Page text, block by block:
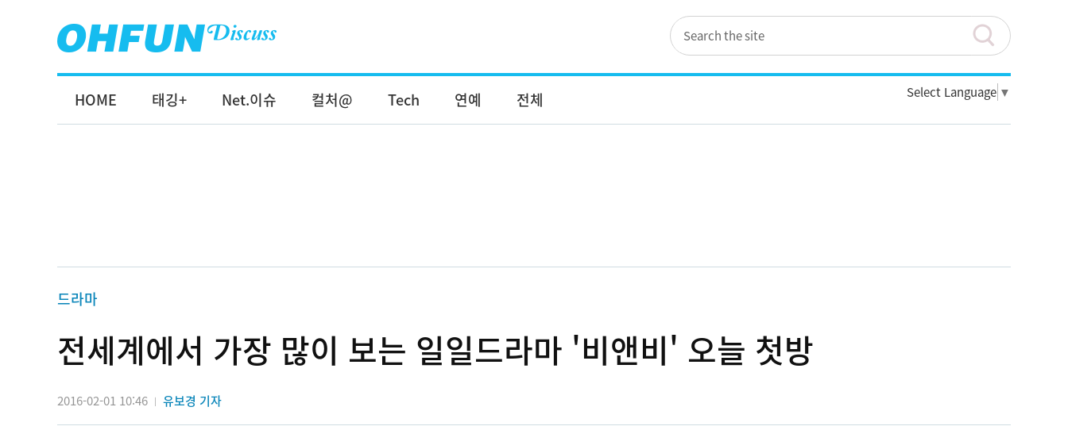
HOME 태깅+ Net.이슈 컬처@ Tech 연예 전체 Select Language ▼
드라마
전세계에서 가장 많이 보는 일일드라마 '비앤비' 오늘 첫방
2016-02-01 10:46 | 유보경 기자